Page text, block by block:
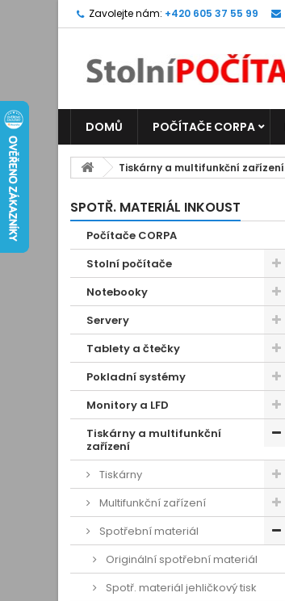
Zavolejte nám: +420 605 37 55 99
DOMŮ POČÍTAČE CORPA
Tiskárny a multifunkční zařízení
SPOTŘ. MATERIÁL INKOUST
Počítače CORPA
Stolní počítače
Notebooky
Servery
Tablety a čtečky
Pokladní systémy
Monitory a LFD
Tiskárny a multifunkční
zařízení
Tiskárny
Multifunkční zařízení
Spotřební materiál
Originální spotřební materiál
Spotř. materiál jehličkový tisk